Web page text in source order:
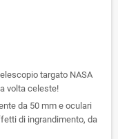
targato NASA
volta celeste!
da 50 mm e oculari
di ingrandimento, da